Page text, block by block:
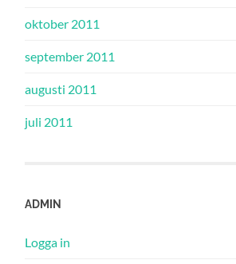
oktober 2011
september 2011
augusti 2011
juli 2011
ADMIN
Logga in